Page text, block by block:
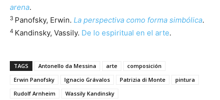
arena.
3 Panofsky, Erwin. La perspectiva como forma simbólica.
4 Kandinsky, Vassily. De lo espiritual en el arte.
TAGS Antonello da Messina arte
composición
Erwin Panofsky
Ignacio Grávalos Patrizia di Monte
pintura
Rudolf Arnheim
Wassily Kandinsky